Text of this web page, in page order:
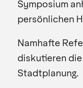
Symposium
persönlichen
Namhafte
diskutieren
Stadtplanung.